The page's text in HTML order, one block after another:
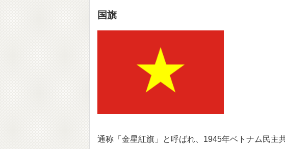
国旗
通称「金星紅旗」と呼ばれ、1945年ベトナム民主